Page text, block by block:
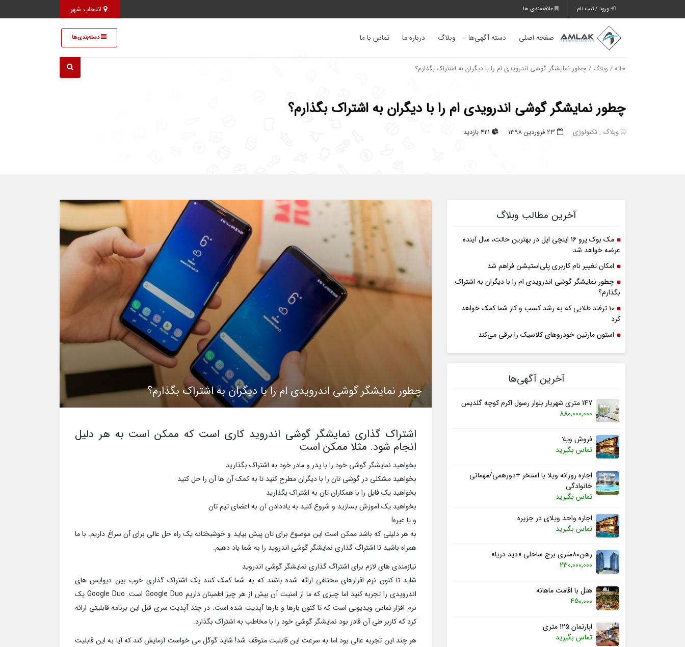
ورود / ثبت نام علاقه‌مندی ها
صفحه اصلی دسته آگهی‌ها وبلاگ درباره ما تماس با ما دسته‌بندی‌ها
خانه / وبلاگ / چطور نمایشگر گوشی اندرویدی ام را با دیگران به اشتراک بگذارم؟
چطور نمایشگر گوشی اندرویدی ام را با دیگران به اشتراک بگذارم؟
وبلاگ ,تکنولوژی
آخرین مطالب وبلاگ
مک بوک پرو ۱۶ اینچی اپل در بهترین حالت، سال آینده
عرضه خواهد شد
امکان تغییر نام کاربری پلی‌استیشن فراهم شد
چطور نمایشگر گوشی اندرویدی ام را با دیگران به اشتراک
بگذارم؟
۱۰ ترفند طلایی که به رشد کسب و کار شما کمک خواهد
کرد
استون مارتین خودروهای کلاسیک را برقی می‌کند
آخرین آگهی‌ها
147 متری شهریار بلوار رسول اکرم کوچه گلدیس
880,000,000
فروش ویلا
تماس بگیرید
اجاره روزانه ویلا با استخر +دورهمی/مهمانی
خانوادگی
تماس بگیرید
اجاره واحد ویلای در جزیره
تماس بگیرید
رهن۸۰متری برج ساحلی «دید دریا»
230,000,000
هتل با اقامت ماهانه
450,000
اپارتمان 125 متری
تماس بگیرید
چطور نمایشگر گوشی اندرویدی ام را با دیگران به اشتراک بگذارم؟
اشتراک گذاری نمایشگر گوشی اندروید کاری است که ممکن است به هر دلیل
انجام شود. مثلا ممکن است
بخواهید نمایشگر گوشی خود را با پدر و مادر خود به اشتراک بگذارید
بخواهید مشکلی در گوشی تان را با دیگران مطرح کنید تا به کمک آن ها آن را حل کنید
بخواهید یک فایل را با همکاران تان به اشتراک بگذارید
بخواهید یک آموزش بسازید و شروع کنید به یاددادن آن به اعضای تیم تان
و یا غیره!
به هر دلیلی که باشد ممکن است این موضوع برای تان پیش بیاید و خوشبختانه یک راه حل عالی برای آن سراغ داریم. با ما
همراه باشید تا اشتراگ گذاری نمایشگر گوشی اندروید را به شما یاد دهیم.
نیازمندی های لازم برای اشتراگ گذاری نمایشگر گوشی اندروید
شاید تا کنون نرم افزارهای مختلفی ارائه شده باشند که به شما کمک کنند یک اشتراک گذاری خوب بین دیوایس های
اندرویدی را تجربه کنید اما چیزی که ما از امنیت آن بیش از هر چیز اطمینان داریم Google Duo است. Google Duo یک
نرم افزار تماس ویدیویی است که تا کنون بارها و بارها آپدیت شده است. در چند آپدیت سری قبل این برنامه قابلیتی ارائه
کرد که کاربر طی آن قادر بود نمایشگر گوشی خود را با مخاطب به اشتراک بگذارد.
هر چند این تجربه عالی بود اما به سرعت این قابلیت متوقف شد! شاید گوگل می خواست آزمایش کند که آیا به این قابلیت